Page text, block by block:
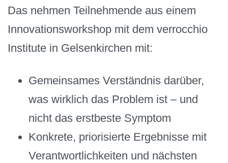
Das nehmen Teilnehmende aus einem
Innovationsworkshop mit dem verrocchio
Institute in Gelsenkirchen mit:
Gemeinsames Verständnis darüber,
was wirklich das Problem ist – und
nicht das erstbeste Symptom
Konkrete, priorisierte Ergebnisse mit
Verantwortlichkeiten und nächsten